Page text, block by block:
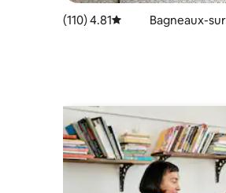
דירוג ממוצע של 4.81 מתוך 5, 110 ביקורות
4.81 (110)